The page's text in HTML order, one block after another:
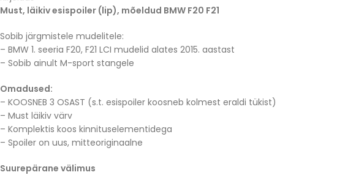
Must, läikiv esispoiler (lip), mõeldud BMW F20 F21
Sobib järgmistele mudelitele:
– BMW 1. seeria F20, F21 LCI mudelid alates 2015. aastast
– Sobib ainult M-sport stangele
Omadused:
– KOOSNEB 3 OSAST (s.t. esispoiler koosneb kolmest eraldi tükist)
– Must läikiv värv
– Komplektis koos kinnituselementidega
– Spoiler on uus, mitteoriginaalne
Suurepärane välimus